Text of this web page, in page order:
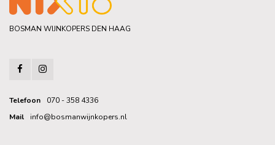
BOSMAN WIJNKOPERS DEN HAAG
Telefoon
070 - 358 4336
Mail
info@bosmanwijnkopers.nl